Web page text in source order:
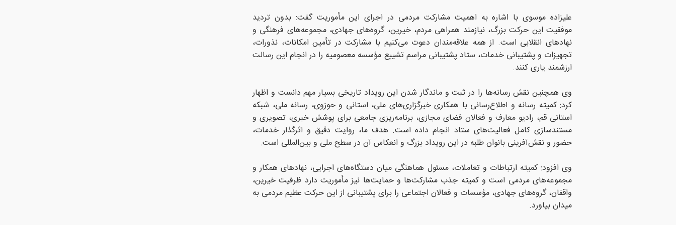
علیزاده موسوی با اشاره به اهمیت مشارکت مردمی در اجرای این مأموریت گفت: بدون تردید
موفقیت این حرکت بزرگ، نیازمند همراهی مردم، خیرین، گروه‌های جهادی، مجموعه‌های فرهنگی و
نهادهای انقلابی است. از همه علاقه‌مندان دعوت می‌کنیم با مشارکت در تأمین امکانات، نذورات،
تجهیزات و پشتیبانی خدمات، ستاد پشتیبانی مراسم تشییع مؤسسه معصومیه را در انجام این رسالت
ارزشمند یاری کنند.
وی همچنین نقش رسانه‌ها را در ثبت و ماندگار شدن این رویداد تاریخی بسیار مهم دانست و اظهار
کرد: کمیته رسانه و اطلاع‌رسانی با همکاری خبرگزاری‌های ملی، استانی و حوزوی، رسانه ملی، شبکه
استانی قم، رادیو معارف و فعالان فضای مجازی، برنامه‌ریزی جامعی برای پوشش خبری، تصویری و
مستندسازی کامل فعالیت‌های ستاد انجام داده است. هدف ما، روایت دقیق و اثرگذار خدمات،
حضور و نقش‌آفرینی بانوان طلبه در این رویداد بزرگ و انعکاس آن در سطح ملی و بین‌المللی است.
وی افزود: کمیته ارتباطات و تعاملات، مسئول هماهنگی میان دستگاه‌های اجرایی، نهادهای همکار و
مجموعه‌های مردمی است و کمیته جذب مشارکت‌ها و حمایت‌ها نیز مأموریت دارد ظرفیت خیرین،
واقفان، گروه‌های جهادی، مؤسسات و فعالان اجتماعی را برای پشتیبانی از این حرکت عظیم مردمی به
میدان بیاورد.